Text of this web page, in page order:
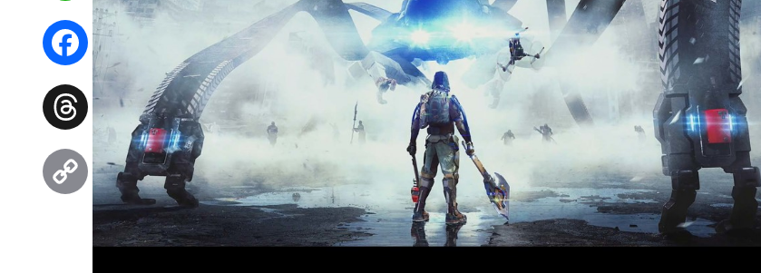
WhatsApp
Facebook
Threads
Copy
Link